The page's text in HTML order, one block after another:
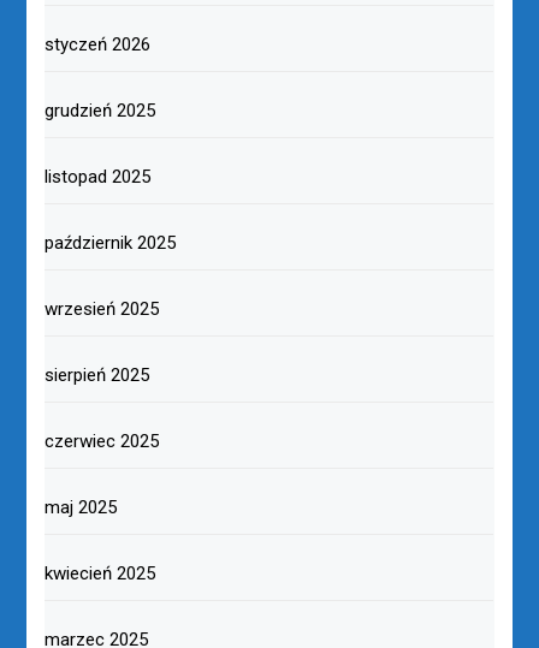
styczeń 2026
grudzień 2025
listopad 2025
październik 2025
wrzesień 2025
sierpień 2025
czerwiec 2025
maj 2025
kwiecień 2025
marzec 2025